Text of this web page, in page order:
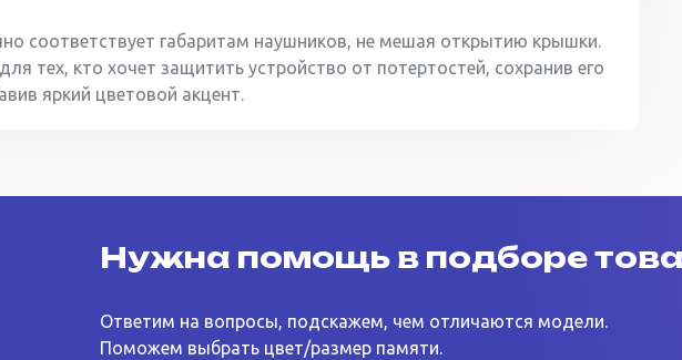
соответствует габаритам наушников, не мешая открытию крышки.
тех, кто хочет защитить устройство от потертостей, сохранив его
яркий цветовой акцент.
Нужна помощь в подборе
Ответим на вопросы, подскажем, чем отличаются модели.
Поможем выбрать цвет/размер памяти.